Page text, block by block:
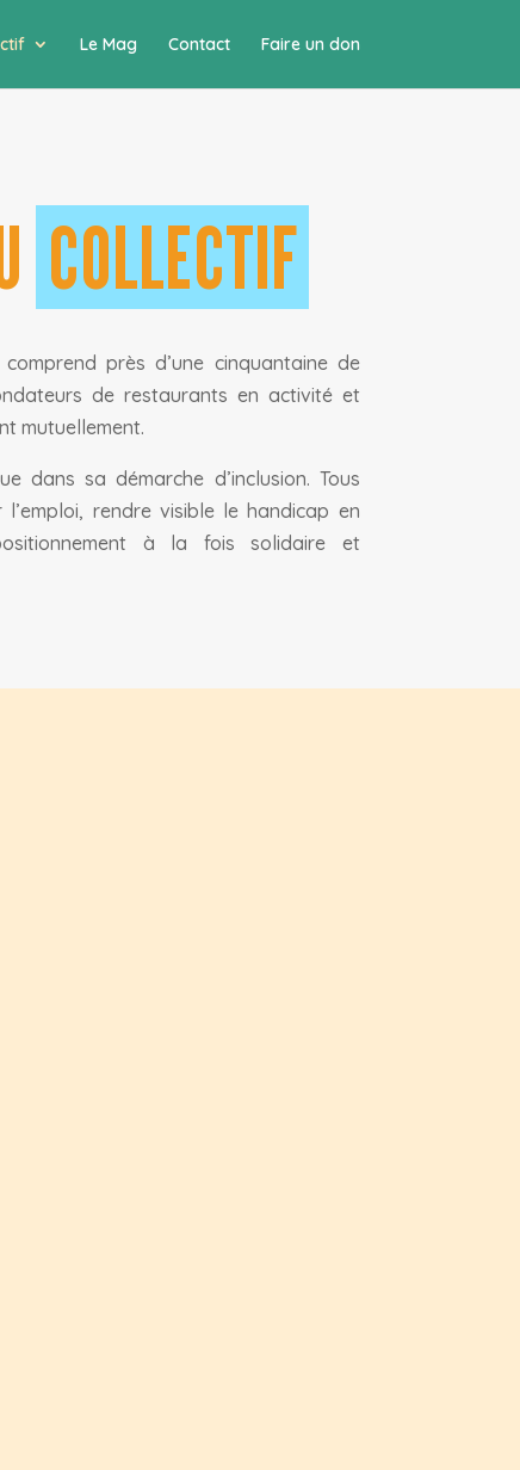
Le Mag Contact Faire un don
COLLECTIF
près d’une cinquantaine de
de restaurants en activité et
mutuellement.
dans sa démarche d’inclusion. Tous
rendre visible le handicap en
à la fois solidaire et